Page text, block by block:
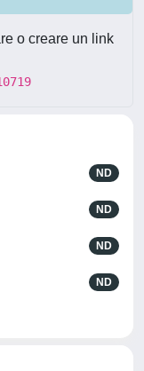
o creare un link
ND
ND
ND
ND